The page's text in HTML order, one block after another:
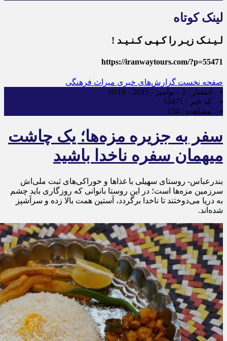
لینک کوتاه
لـیـنـک زیـر را کـپـی کـنـیـد !
https://iranwaytours.com/?p=55471
صفحه نخست گزارش‌های خبری میراث فرهنگی
انتشار : 2 - نوامبر - 2025 - 10:16
کد خبر : 55471
مشاهده : 154
سفر به جزیره مزه‌ها؛ یک چاشت
میهمان سفره ناخدا باشید
بندرعباس- روستای سهیلی با غذاها و خوراکی‌های ثبت ملی‌اش
سرزمین مزه‌ها است؛ در این روستا بانوانی که روزگاری باید چشم
به دریا می‌دوختند تا ناخدا برگردد، آستین همت بالا زده و سرآشپز
شده‌اند.